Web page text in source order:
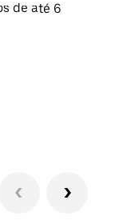
de até 6